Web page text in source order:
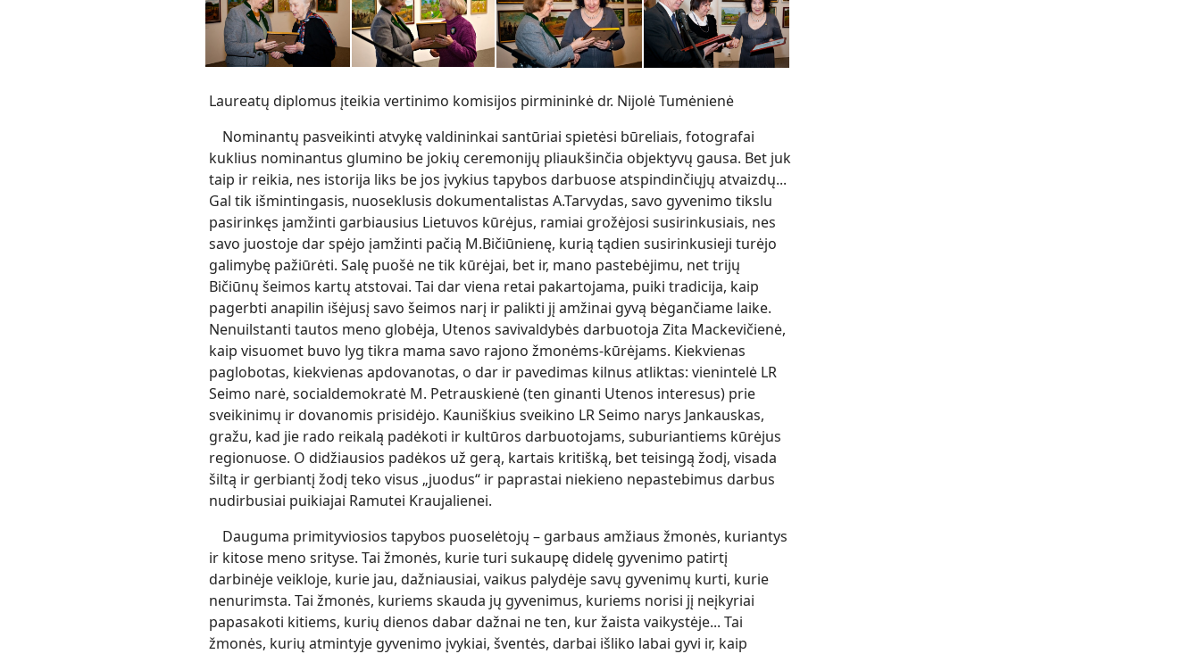
Laureatų diplomus įteikia vertinimo komisijos pirmininkė dr. Nijolė Tumėnienė
Nominantų pasveikinti atvykę valdininkai santūriai spietėsi būreliais, fotografai
kuklius nominantus glumino be jokių ceremonijų pliaukšinčia objektyvų gausa. Bet juk
taip ir reikia, nes istorija liks be jos įvykius tapybos darbuose atspindinčiųjų atvaizdų...
Gal tik išmintingasis, nuoseklusis dokumentalistas A.Tarvydas, savo gyvenimo tikslu
pasirinkęs įamžinti garbiausius Lietuvos kūrėjus, ramiai grožėjosi susirinkusiais, nes
savo juostoje dar spėjo įamžinti pačią M.Bičiūnienę, kurią tądien susirinkusieji turėjo
galimybę pažiūrėti. Salę puošė ne tik kūrėjai, bet ir, mano pastebėjimu, net trijų
Bičiūnų šeimos kartų atstovai. Tai dar viena retai pakartojama, puiki tradicija, kaip
pagerbti anapilin išėjusį savo šeimos narį ir palikti jį amžinai gyvą bėgančiame laike.
Nenuilstanti tautos meno globėja, Utenos savivaldybės darbuotoja Zita Mackevičienė,
kaip visuomet buvo lyg tikra mama savo rajono žmonėms-kūrėjams. Kiekvienas
paglobotas, kiekvienas apdovanotas, o dar ir pavedimas kilnus atliktas: vienintelė LR
Seimo narė, socialdemokratė M. Petrauskienė (ten ginanti Utenos interesus) prie
sveikinimų ir dovanomis prisidėjo. Kauniškius sveikino LR Seimo narys Jankauskas,
gražu, kad jie rado reikalą padėkoti ir kultūros darbuotojams, suburiantiems kūrėjus
regionuose. O didžiausios padėkos už gerą, kartais kritišką, bet teisingą žodį, visada
šiltą ir gerbiantį žodį teko visus „juodus“ ir paprastai niekieno nepastebimus darbus
nudirbusiai puikiajai Ramutei Kraujalienei.
Dauguma primityviosios tapybos puoselėtojų – garbaus amžiaus žmonės, kuriantys
ir kitose meno srityse. Tai žmonės, kurie turi sukaupę didelę gyvenimo patirtį
darbinėje veikloje, kurie jau, dažniausiai, vaikus palydėje savų gyvenimų kurti, kurie
nenurimsta. Tai žmonės, kuriems skauda jų gyvenimus, kuriems norisi jį neįkyriai
papasakoti kitiems, kurių dienos dabar dažnai ne ten, kur žaista vaikystėje... Tai
žmonės, kurių atmintyje gyvenimo įvykiai, šventės, darbai išliko labai gyvi ir, kaip